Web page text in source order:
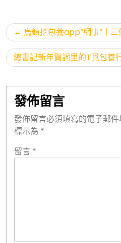
文
章
導
烏鎮挖包養app“網事”丨
總書記新年賀詞里的T覓包養
發佈留言
發佈留言必須填寫的電子郵件
標示為 *
留言 *